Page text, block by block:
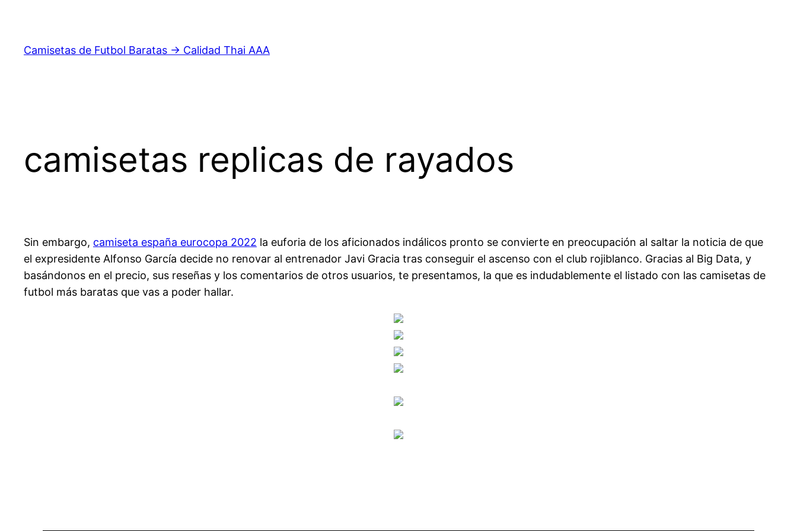
contenido
Camisetas de Futbol Baratas → Calidad Thai AAA
camisetas replicas de rayados
Sin embargo, camiseta españa eurocopa 2022 la euforia de los aficionados indálicos pronto se convierte en preocupación al saltar la noticia de que
el expresidente Alfonso García decide no renovar al entrenador Javi Gracia tras conseguir el ascenso con el club rojiblanco. Gracias al Big Data, y
basándonos en el precio, sus reseñas y los comentarios de otros usuarios, te presentamos, la que es indudablemente el listado con las camisetas de
futbol más baratas que vas a poder hallar.